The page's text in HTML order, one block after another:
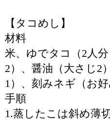
【タコめし】
材料
米、ゆでタコ（2人
2）、醤油（大さじ2
1）、刻みネギ（お好
手順
1.蒸したこは斜め薄